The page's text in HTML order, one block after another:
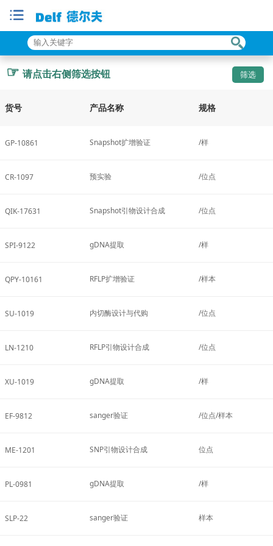
☞ 请点击右侧筛选按钮
货号 产品名称 规格
GP-10861 Snapshot扩增验证 /样
CR-1097 预实验 /位点
QIK-17631 Snapshot引物设计合成 /位点
SPI-9122 gDNA提取 /样
QPY-10161 RFLP扩增验证 /样本
SU-1019 内切酶设计与代购 /位点
LN-1210 RFLP引物设计合成 /位点
XU-1019 gDNA提取 /样
EF-9812 sanger验证 /位点/样本
ME-1201 SNP引物设计合成 位点
PL-0981 gDNA提取 /样
SLP-22 sanger验证 样本